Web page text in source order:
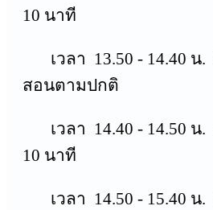
10 นาที
เวลา 13.50 - 14.40 น.
สอนตามปกติ
เวลา 14.40 - 14.50 น
10 นาที
เวลา 14.50 - 15.40 น.